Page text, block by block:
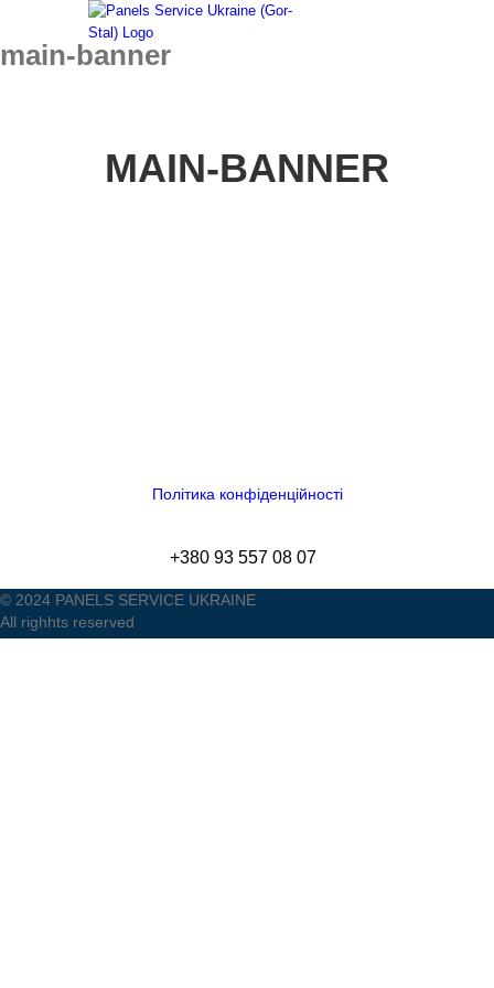
content
main-banner
MAIN-BANNER
Політика конфіденційності
+380 93 557 08 07
© 2024 PANELS SERVICE UKRAINE
All righhts reserved